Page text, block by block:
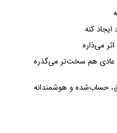
کنه
می‌ذاره
عادی هم سخت‌تر می‌گذره
حساب‌شده و هوشمندانه